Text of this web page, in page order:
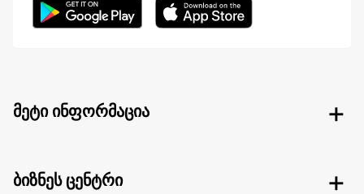
მეტი ინფორმაცია
ბიზნეს ცენტრი